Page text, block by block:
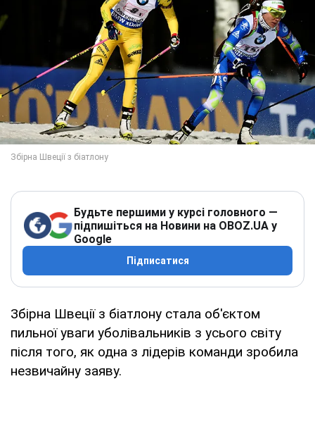
Будьте першими у курсі головного —
підпишіться на Новини на OBOZ.UA у
Google
Підписатися
Збірна Швеції з біатлону стала об'єктом
пильної уваги уболівальників з усього світу
після того, як одна з лідерів команди зробила
незвичайну заяву.